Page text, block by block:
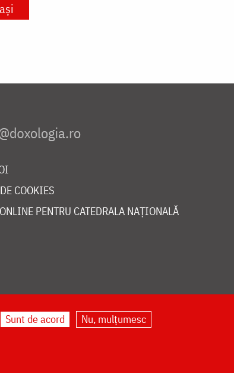
COOKIES
PENTRU CATEDRALA NAȚIONALĂ
Sunt de acord Nu, mulțumesc